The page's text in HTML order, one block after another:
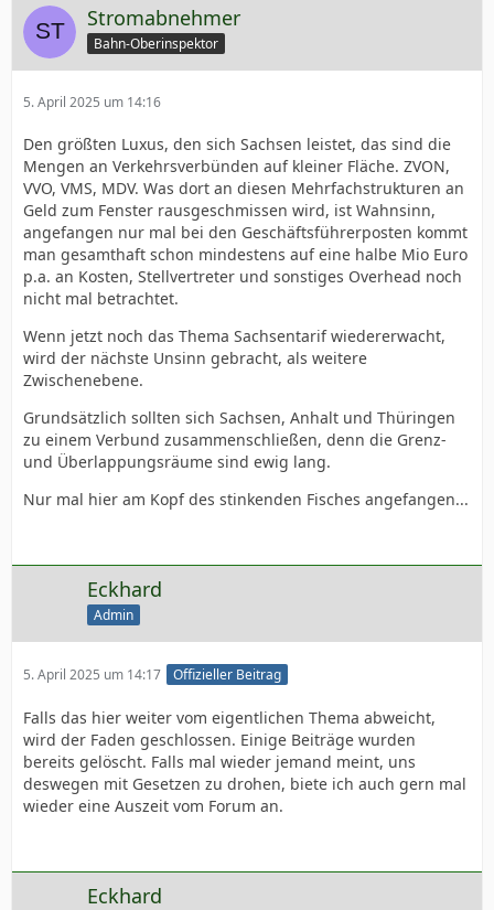
Stromabnehmer
Bahn-Oberinspektor
5. April 2025 um 14:16
Den größten Luxus, den sich Sachsen leistet, das sind die
Mengen an Verkehrsverbünden auf kleiner Fläche. ZVON,
VVO, VMS, MDV. Was dort an diesen Mehrfachstrukturen an
Geld zum Fenster rausgeschmissen wird, ist Wahnsinn,
angefangen nur mal bei den Geschäftsführerposten kommt
man gesamthaft schon mindestens auf eine halbe Mio Euro
p.a. an Kosten, Stellvertreter und sonstiges Overhead noch
nicht mal betrachtet.
Wenn jetzt noch das Thema Sachsentarif wiedererwacht,
wird der nächste Unsinn gebracht, als weitere
Zwischenebene.
Grundsätzlich sollten sich Sachsen, Anhalt und Thüringen
zu einem Verbund zusammenschließen, denn die Grenz-
und Überlappungsräume sind ewig lang.
Nur mal hier am Kopf des stinkenden Fisches angefangen...
Eckhard
Admin
5. April 2025 um 14:17 Offizieller Beitrag
Falls das hier weiter vom eigentlichen Thema abweicht,
wird der Faden geschlossen. Einige Beiträge wurden
bereits gelöscht. Falls mal wieder jemand meint, uns
deswegen mit Gesetzen zu drohen, biete ich auch gern mal
wieder eine Auszeit vom Forum an.
Eckhard